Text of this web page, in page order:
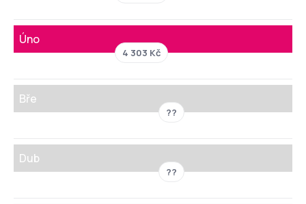
Úno
4 303 Kč
Bře
??
Dub
??